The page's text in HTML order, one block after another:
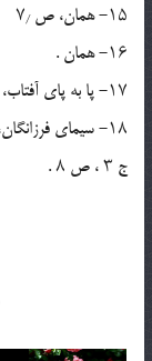
۱۵- همان، ص ۷٫
۱۶- همان .
۱۷- پا به پاى آفتاب، ج ۱ ص ۱۸۱ .
ج ۳ ، ص ۸ .